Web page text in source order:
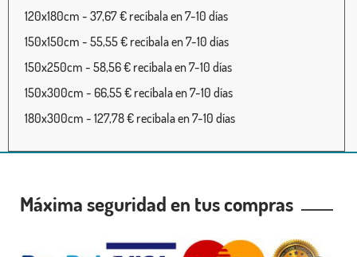
120x180cm - 37,67 € recíbala en 7-10 días
150x150cm - 55,55 € recíbala en 7-10 días
150x250cm - 58,56 € recíbala en 7-10 días
150x300cm - 66,55 € recíbala en 7-10 días
180x300cm - 127,78 € recíbala en 7-10 días
Máxima seguridad en tus compras